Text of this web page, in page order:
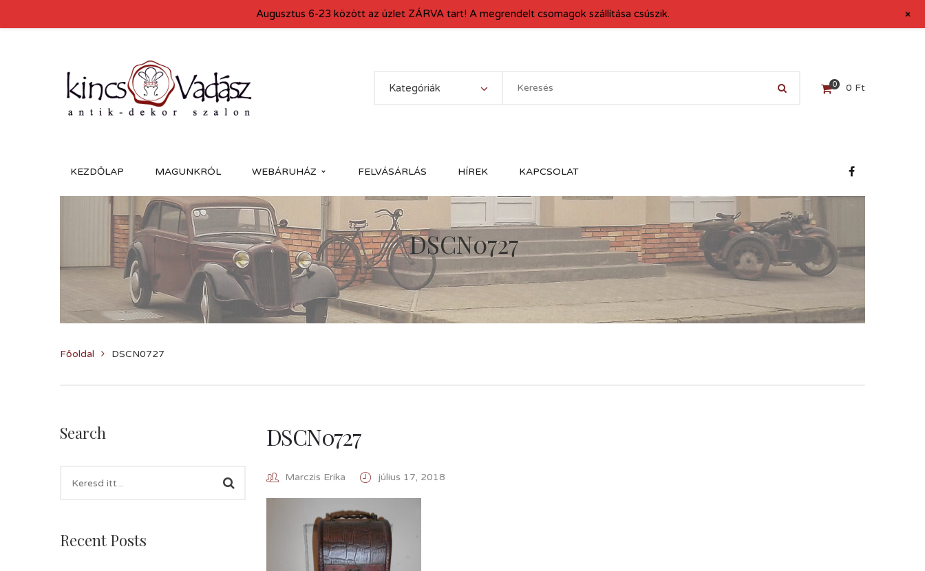
Kategóriák 0 0 Ft
KEZDŐLAP MAGUNKRÓL WEBÁRUHÁZ FELVÁSÁRLÁS HÍREK KAPCSOLAT
DSCN0727
Főoldal DSCN0727
Search
Recent Posts
DSCN0727
Marczis Erika július 17, 2018
Augusztus 6-23 között az üzlet ZÁRVA tart! A megrendelt csomagok szállítása csúszik. +